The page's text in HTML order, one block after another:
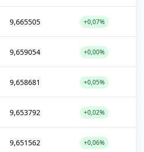
9,665505 +0,07%
9,659054 +0,00%
9,658681 +0,05%
9,653792 +0,02%
9,651562 +0,06%